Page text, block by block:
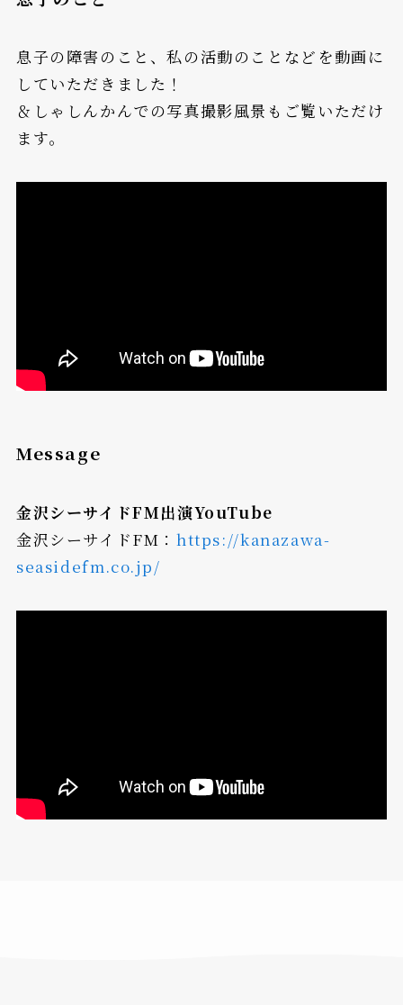
息子の障害のこと、私の活動のことなどを動画に
していただきました！
＆しゃしんかんでの写真撮影風景もご覧いただけ
ます。
Message
金沢シーサイドFM出演YouTube
金沢シーサイドFM：https://kanazawa-
seasidefm.co.jp/